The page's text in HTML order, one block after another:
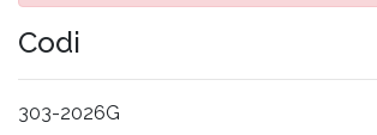
Codi
303-2026G